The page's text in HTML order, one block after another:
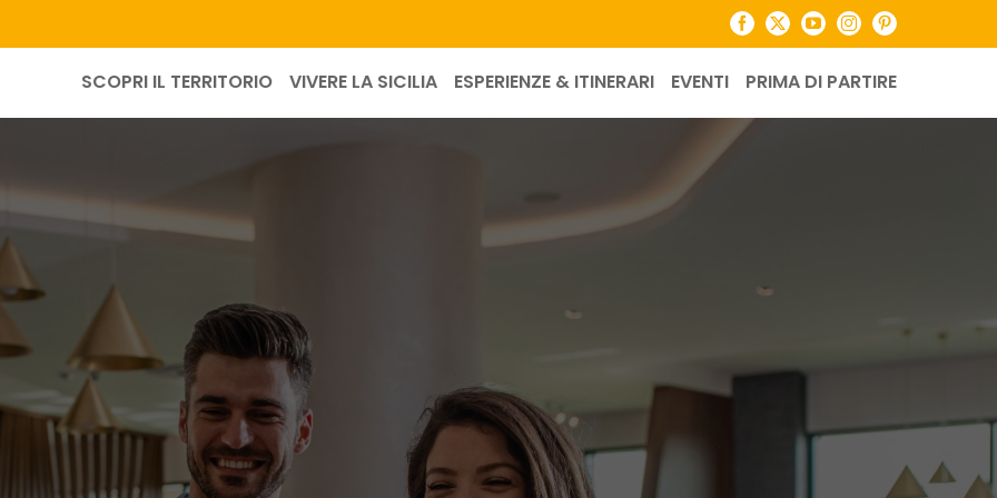
Facebook
X YouTubeInstagramPinterest
SCOPRI IL TERRITORIO VIVERE LA SICILIA ESPERIENZE & ITINERARI EVENTI PRIMA DI PARTIRE